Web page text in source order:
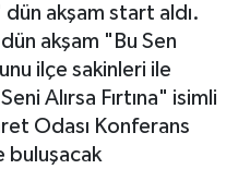
akşam start aldı.
akşam "Bu Sen
ilçe sakinleri ile
Alırsa Fırtına" isimli
Odası Konferans
buluşacak
ve Fikstür